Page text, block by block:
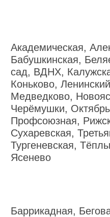
Академическая,
Бабушкинская,
сад, ВДНХ,
Коньково,
Медведково,
Черёмушки,
Профсоюзная,
Сухаревская,
Тургеневская,
Ясенево
Баррикадная,